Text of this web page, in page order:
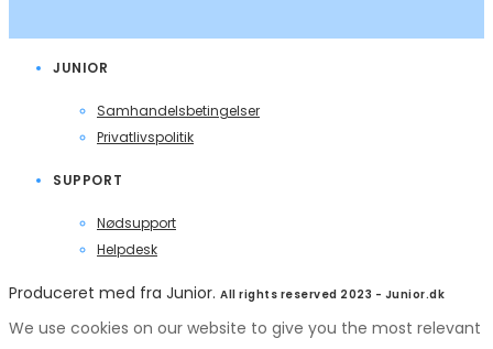
JUNIOR
Samhandelsbetingelser
Privatlivspolitik
SUPPORT
Nødsupport
Helpdesk
Produceret med fra Junior. All rights reserved 2023 - Junior.dk
We use cookies on our website to give you the most relevant